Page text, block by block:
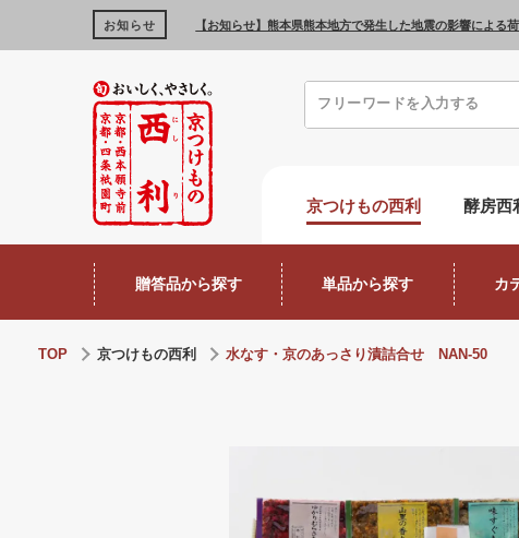
お知らせ 【お知らせ】熊本県熊本地方で発生した地震の影響による
京つけもの西利 酵房西
贈答品から探す 単品から探す カ
TOP 京つけもの西利 水なす・京のあっさり漬詰合せ NAN-50